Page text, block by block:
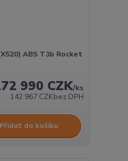
ABS T3b Rocket
990 CZK/ks
142 967 CZKbez DPH
Přidat do košíku